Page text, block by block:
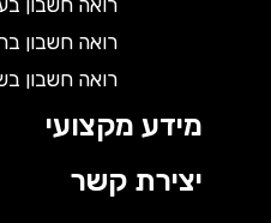
רואה חשבון בערד
רואה חשבון ברהט
רואה חשבון
מידע מקצועי
יצירת קשר